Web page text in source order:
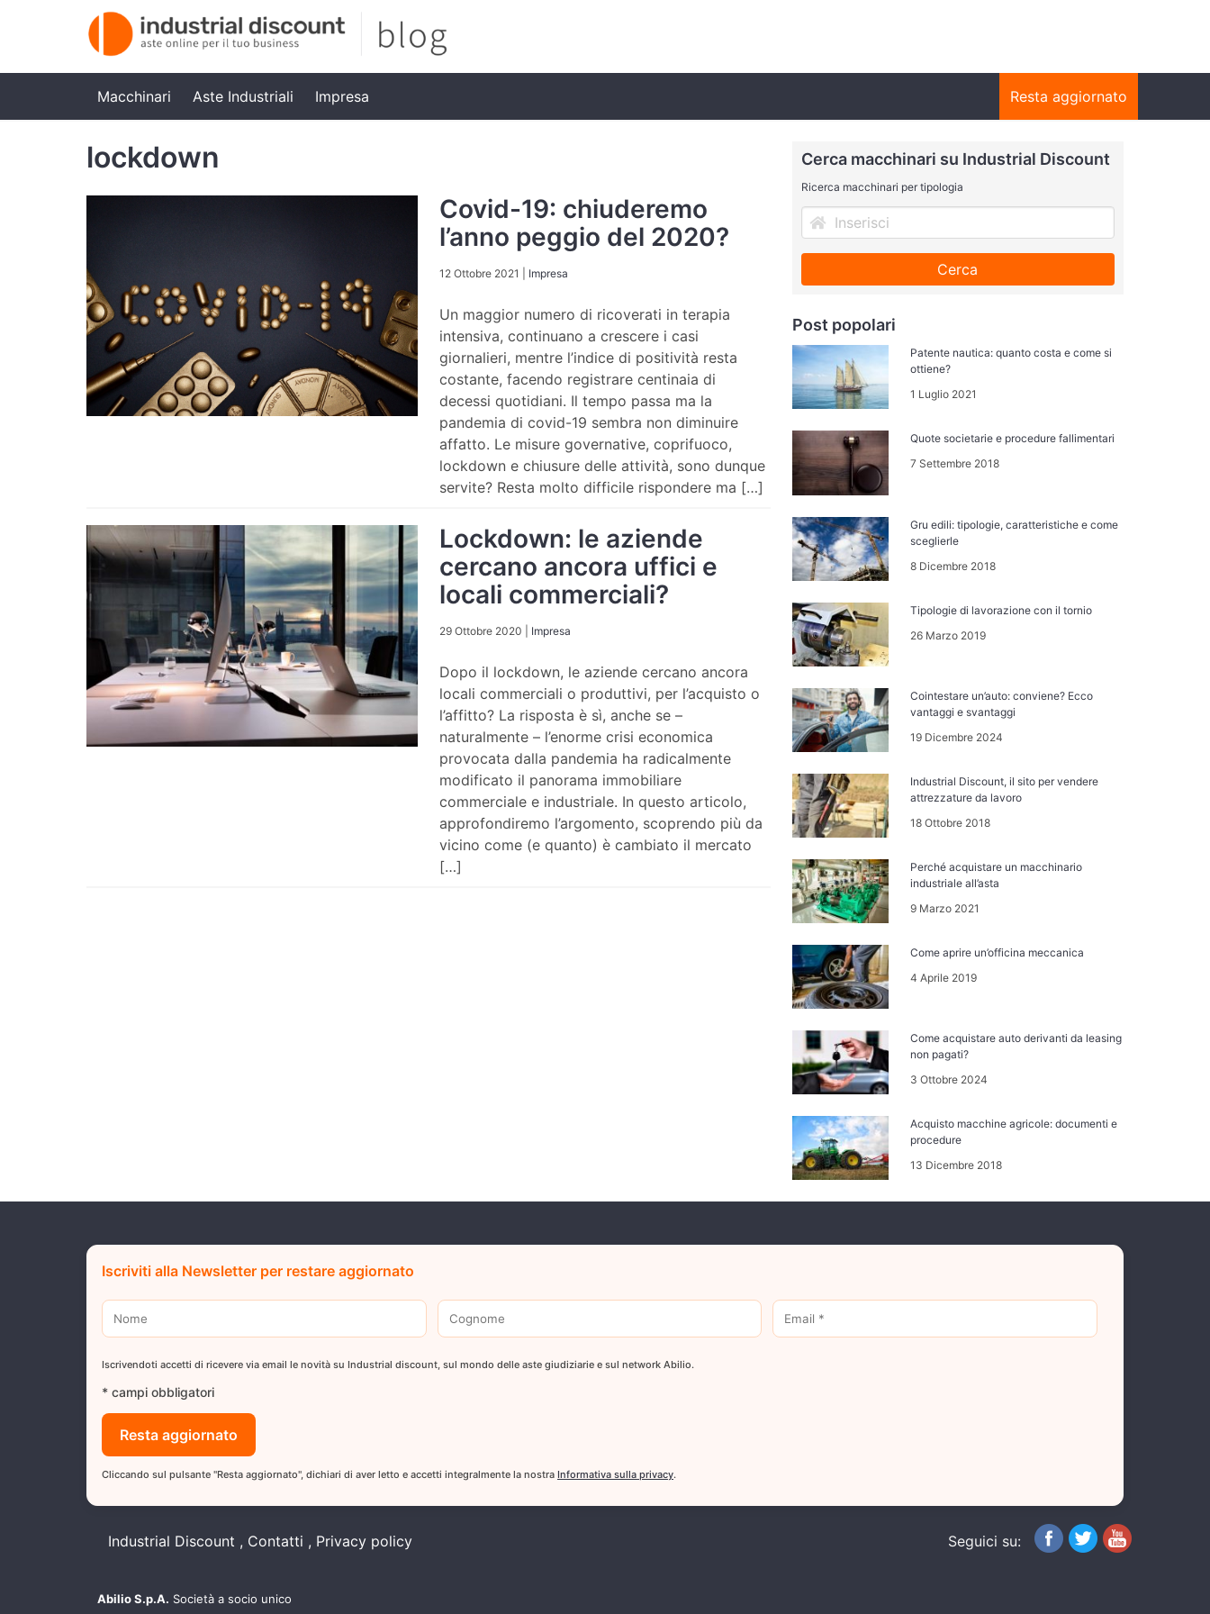
Macchinari Aste Industriali Impresa Resta aggiornato
lockdown
Covid-19: chiuderemo
l’anno peggio del 2020?
12 Ottobre 2021 Impresa
Un maggior numero di ricoverati in terapia
intensiva, continuano a crescere i casi
giornalieri, mentre l’indice di positività resta
costante, facendo registrare centinaia di
decessi quotidiani. Il tempo passa ma la
pandemia di covid-19 sembra non diminuire
affatto. Le misure governative, coprifuoco,
lockdown e chiusure delle attività, sono dunque
servite? Resta molto difficile rispondere ma […]
Lockdown: le aziende
cercano ancora uffici e
locali commerciali?
29 Ottobre 2020 Impresa
Dopo il lockdown, le aziende cercano ancora
locali commerciali o produttivi, per l’acquisto o
l’affitto? La risposta è sì, anche se –
naturalmente – l’enorme crisi economica
provocata dalla pandemia ha radicalmente
modificato il panorama immobiliare
commerciale e industriale. In questo articolo,
approfondiremo l’argomento, scoprendo più da
vicino come (e quanto) è cambiato il mercato
[…]
Cerca macchinari su Industrial Discount
Ricerca macchinari per tipologia
Cerca
Post popolari
Patente nautica: quanto costa e come si
ottiene?
1 Luglio 2021
Quote societarie e procedure fallimentari
7 Settembre 2018
Gru edili: tipologie, caratteristiche e come
sceglierle
8 Dicembre 2018
Tipologie di lavorazione con il tornio
26 Marzo 2019
Cointestare un’auto: conviene? Ecco
vantaggi e svantaggi
19 Dicembre 2024
Industrial Discount, il sito per vendere
attrezzature da lavoro
18 Ottobre 2018
Perché acquistare un macchinario
industriale all’asta
9 Marzo 2021
Come aprire un’officina meccanica
4 Aprile 2019
Come acquistare auto derivanti da leasing
non pagati?
3 Ottobre 2024
Acquisto macchine agricole: documenti e
procedure
13 Dicembre 2018
Iscriviti alla Newsletter per restare aggiornato
Iscrivendoti accetti di ricevere via email le novità su Industrial discount, sul mondo delle aste giudiziarie e sul network Abilio.
* campi obbligatori
Cliccando sul pulsante "Resta aggiornato", dichiari di aver letto e accetti integralmente la nostra Informativa sulla privacy.
Industrial Discount Contatti Privacy policy Seguici su:
Abilio S.p.A. Società a socio unico